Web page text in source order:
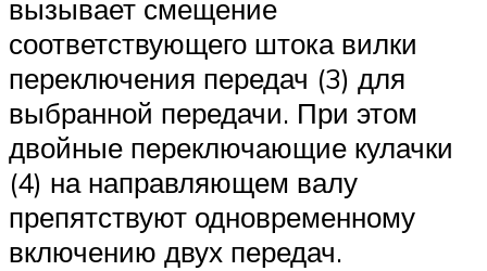
вызывает смещение
соответствующего штока вилки
переключения передач (3) для
выбранной передачи. При этом
двойные переключающие кулачки
(4) на направляющем валу
препятствуют одновременному
включению двух передач.